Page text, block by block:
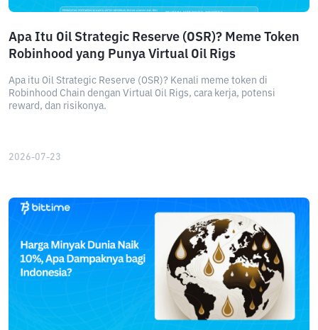
Apa Itu Oil Strategic Reserve (OSR)? Meme Token
Robinhood yang Punya Virtual Oil Rigs
Apa itu Oil Strategic Reserve (OSR)? Kenali meme token di
Robinhood Chain dengan Virtual Oil Rigs, cara kerja, potensi
reward, dan risikonya.
2026-07-23